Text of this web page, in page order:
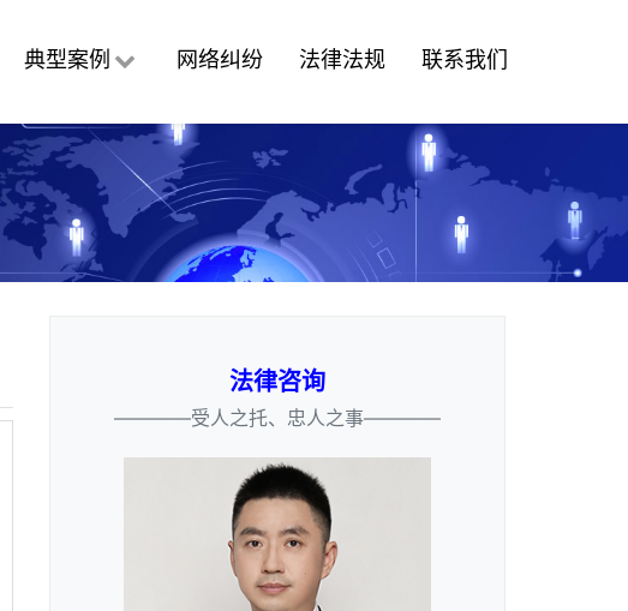
典型案例 网络纠纷 法律法规 联系我们
法律咨询
————受人之托、忠人之事————